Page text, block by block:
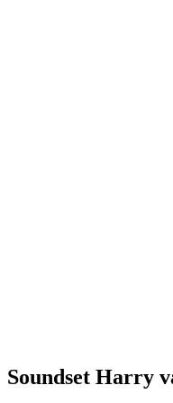
Soundset Harry